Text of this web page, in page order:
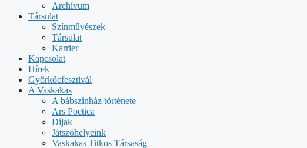
Archívum
Társulat
Színművészek
Társulat
Karrier
Kapcsolat
Hírek
Győrkőcfesztivál
A Vaskakas
A bábszínház története
Ars Poetica
Díjak
Játszóhelyeink
Vaskakas Titkos Társaság